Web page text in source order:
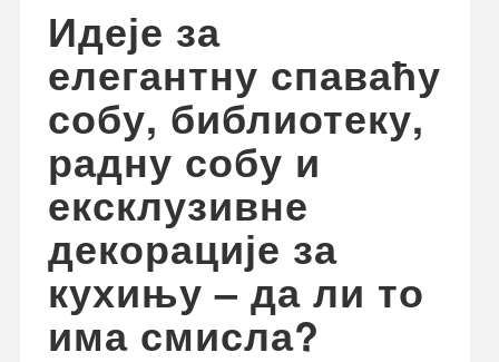
Идеје за
елегантну спаваћу
собу, библиотеку,
радну собу и
ексклузивне
декорације за
кухињу – да ли то
има смисла?